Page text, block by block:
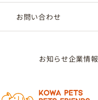
お問い合わせ
お知らせ企業情報